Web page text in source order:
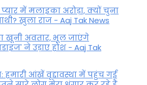
में मलाइका अरोड़ा, क्यों चुना
खुला राज - Aaj Tak News
खूनी अवतार, भूल जाएंगे
ने उड़ाए होश - Aaj Tak
हमारी आंखें वृद्दावस्था में पहुंच गई